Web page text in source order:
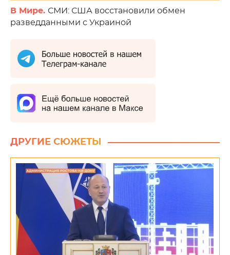
В Мире. СМИ: США восстановили обмен
разведданными с Украиной
ДРУГИЕ СЮЖЕТЫ